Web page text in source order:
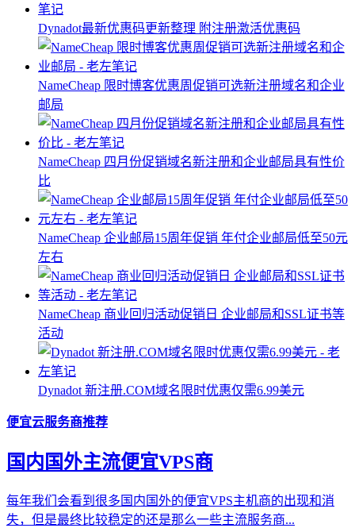
Dynadot最新优惠码更新整理 附注册激活优惠码
NameCheap 限时博客优惠周促销可选新注册域名和企业
邮局
NameCheap 四月份促销域名新注册和企业邮局具有性价
比
NameCheap 企业邮局15周年促销 年付企业邮局低至50元
左右
NameCheap 商业回归活动促销日 企业邮局和SSL证书等
活动
Dynadot 新注册.COM域名限时优惠仅需6.99美元
便宜云服务商推荐
国内国外主流便宜VPS商
每年我们会看到很多国内国外的便宜VPS主机商的出现和消
失，但是最终比较稳定的还是那么一些主流服务商...